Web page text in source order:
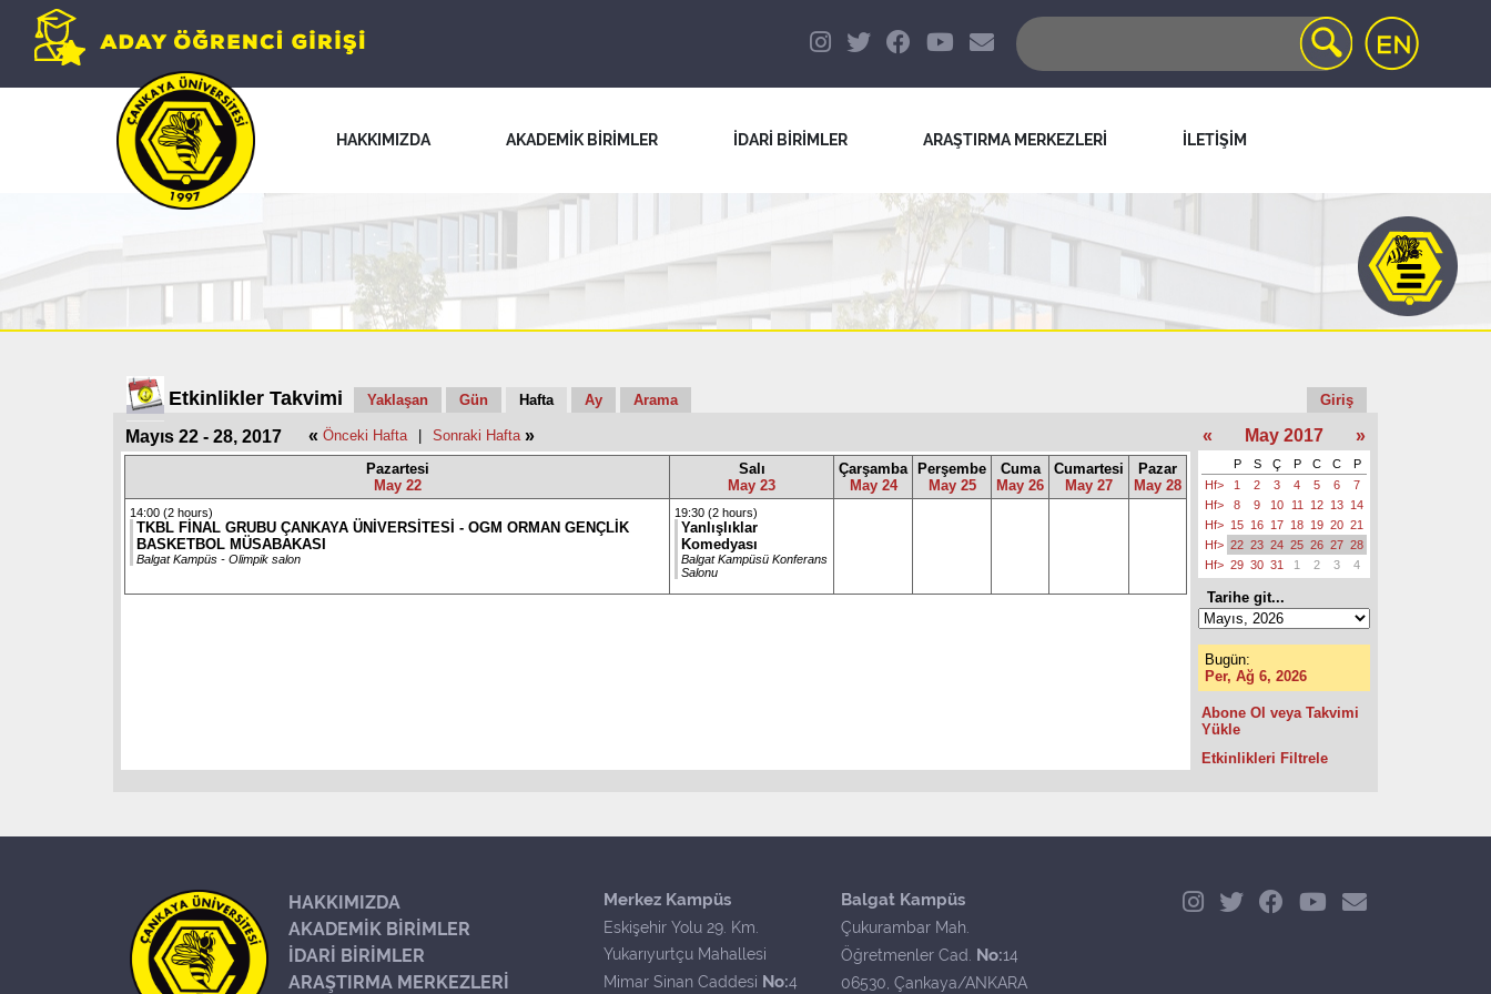
HAKKIMIZDA AKADEMİK BİRİMLER İDARİ BİRİMLER ARAŞTIRMA MERKEZLERİ İLETİŞİM
Etkinlikler Takvimi Yaklaşan Gün Hafta Ay Arama Giriş
Mayıs 22 - 28, 2017 « Önceki Hafta Sonraki Hafta »
Pazartesi
May 22
Salı
May 23
Çarşamba
May 24
Perşembe
May 25
Cuma
May 26
Cumartesi
May 27
Pazar
May 28
14:00 (2 hours)
TKBL FİNAL GRUBU ÇANKAYA ÜNİVERSİTESİ - OGM ORMAN GENÇLİK
BASKETBOL MÜSABAKASI
Balgat Kampüs - Olimpik salon
19:30 (2 hours)
Yanlışlıklar
Komedyası
Balgat Kampüsü Konferans
Salonu
« May 2017 »
P S Ç P C C
P
Hf>
1 2 3 4 5 6
7
Hf>
8 9 10 11 12 13 14
Hf> 15 16 17 18 19 20 21
Hf> 22 23 24 25 26 27 28
Hf> 29 30 31 1 2 3 4
Tarihe git...
Bugün:
Per, Ağ 6, 2026
Abone Ol veya Takvimi
Yükle
Etkinlikleri Filtrele
HAKKIMIZDA
AKADEMİK BİRİMLER
İDARİ BİRİMLER
ARAŞTIRMA MERKEZLERİ
Merkez Kampüs
Eskişehir Yolu 29. Km.
Yukarıyurtçu Mahallesi
Mimar Sinan Caddesi No:4
Balgat Kampüs
Çukurambar Mah.
Öğretmenler Cad. No:14
06530, Çankaya/ANKARA